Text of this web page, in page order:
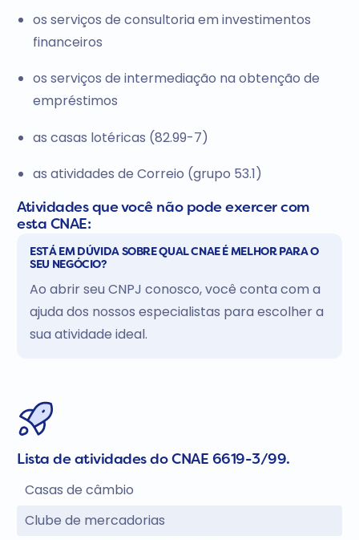
os serviços de consultoria em investimentos
financeiros
os serviços de intermediação na obtenção de
empréstimos
as casas lotéricas (82.99-7)
as atividades de Correio (grupo 53.1)
Atividades que você não pode exercer com
esta CNAE:
ESTÁ EM DÚVIDA SOBRE QUAL CNAE É MELHOR PARA O
SEU NEGÓCIO?
Ao abrir seu CNPJ conosco, você conta com a
ajuda dos nossos especialistas para escolher a
sua atividade ideal.
Lista de atividades do CNAE 6619-3/99.
Casas de câmbio
Clube de mercadorias